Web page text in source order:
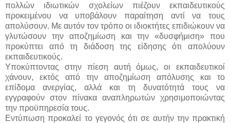
πολλών ιδιωτικών σχολείων πιέζουν εκπαιδευτικούς
προκειμένου να υποβάλουν παραίτηση αντί να τους
απολύσουν. Με αυτόν τον τρόπο οι ιδιοκτήτες επιδιώκουν να
γλυτώσουν την αποζημίωση και την «δυσφήμιση» που
προκύπτει από τη διάδοση της είδησης ότι απολύουν
εκπαιδευτικούς.
Υποκύπτοντας στην πίεση αυτή όμως, οι εκπαιδευτικοί
χάνουν, εκτός από την αποζημίωση απόλυσης και το
επίδομα ανεργίας, αλλά και τη δυνατότητά τους να
εγγραφούν στον πίνακα αναπληρωτών χρησιμοποιώντας
την προϋπηρεσία τους.
Εντύπωση προκαλεί το γεγονός ότι σε αυτήν την πρακτική